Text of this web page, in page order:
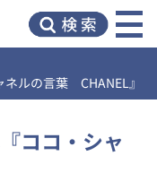
ルの言葉 CHANEL』
ココ・シャ